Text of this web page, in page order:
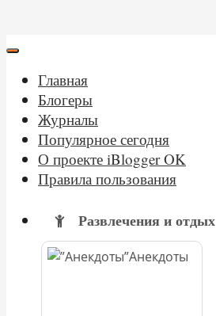
Главная
Блогеры
Журналы
Популярное сегодня
О проекте iBlogger OK
Правила пользования
Развлечения и отдых
Анекдоты